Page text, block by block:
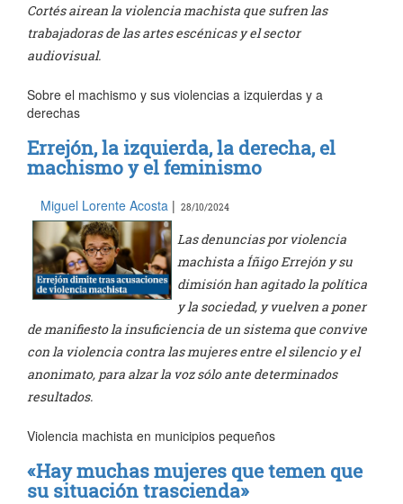
Cortés airean la violencia machista que sufren las
trabajadoras de las artes escénicas y el sector
audiovisual.
Sobre el machismo y sus violencias a izquierdas y a
derechas
Errejón, la izquierda, la derecha, el
machismo y el feminismo
Miguel Lorente Acosta | 28/10/2024
Las denuncias por violencia
machista a Íñigo Errejón y su
dimisión han agitado la política
y la sociedad, y vuelven a poner
de manifiesto la insuficiencia de un sistema que convive
con la violencia contra las mujeres entre el silencio y el
anonimato, para alzar la voz sólo ante determinados
resultados.
Violencia machista en municipios pequeños
«Hay muchas mujeres que temen que
su situación trascienda»